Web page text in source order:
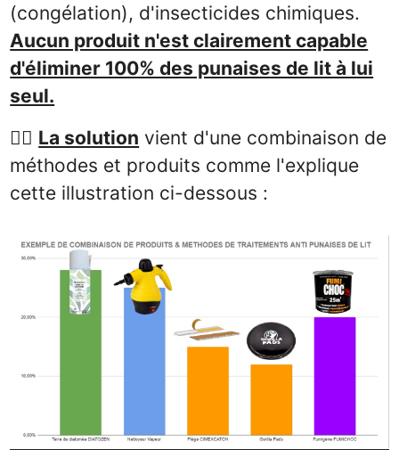
(congélation), d'insecticides chimiques.
Aucun produit n'est clairement capable
d'éliminer 100% des punaises de lit à lui
seul.
👉🏻 La solution vient d'une combinaison de
méthodes et produits comme l'explique
cette illustration ci-dessous :